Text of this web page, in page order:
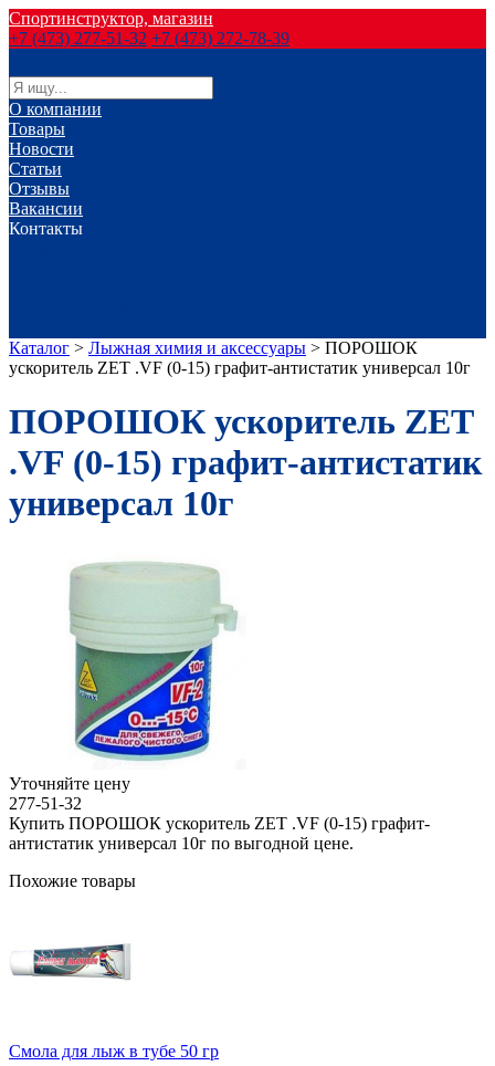
Спортинструктор, магазин
+7 (473) 277-51-32 +7 (473) 272-78-39
О компании
Товары
Новости
Статьи
Отзывы
Вакансии
Контакты
Каталог > Лыжная химия и аксессуары > ПОРОШОК
ускоритель ZET .VF (0-15) графит-антистатик универсал 10г
ПОРОШОК ускоритель ZET
.VF (0-15) графит-антистатик
универсал 10г
Уточняйте цену
277-51-32
Купить ПОРОШОК ускоритель ZET .VF (0-15) графит-
антистатик универсал 10г по выгодной цене.
Похожие товары
Смола для лыж в тубе 50 гр